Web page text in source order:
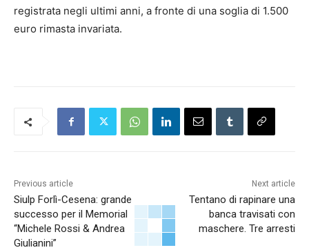
registrata negli ultimi anni, a fronte di una soglia di 1.500
euro rimasta invariata.
Previous article
Siulp Forlì-Cesena: grande
successo per il Memorial
“Michele Rossi & Andrea
Giulianini”
Next article
Tentano di rapinare una
banca travisati con
maschere. Tre arresti